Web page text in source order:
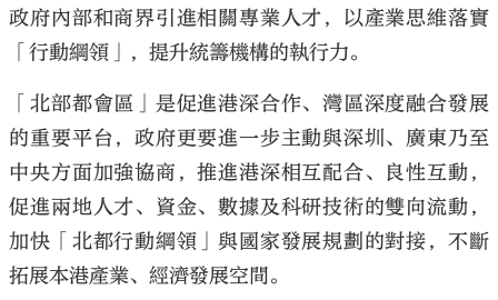
政府內部和商界引進相關專業人才，以產業思維落實
「行動綱領」，提升統籌機構的執行力。
「北部都會區」是促進港深合作、灣區深度融合發展
的重要平台，政府更要進一步主動與深圳、廣東乃至
中央方面加強協商，推進港深相互配合、良性互動，
促進兩地人才、資金、數據及科研技術的雙向流動，
加快「北都行動綱領」與國家發展規劃的對接，不斷
拓展本港產業、經濟發展空間。